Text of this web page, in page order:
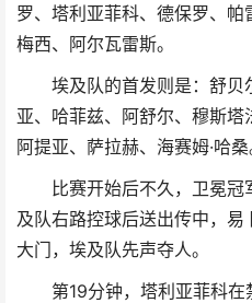
罗、塔利亚菲科、德保罗、帕
梅西、阿尔瓦雷斯。
埃及队的首发则是：舒贝
亚、哈菲兹、阿舒尔、穆斯塔
阿提亚、萨拉赫、海赛姆·哈桑
比赛开始后不久，卫冕
及队右路控球后送出传中，
大门，埃及队先声夺人。
第19分钟，塔利亚菲科